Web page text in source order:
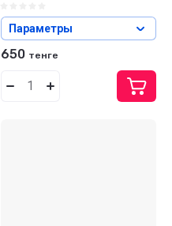
Параметры
650 тенге